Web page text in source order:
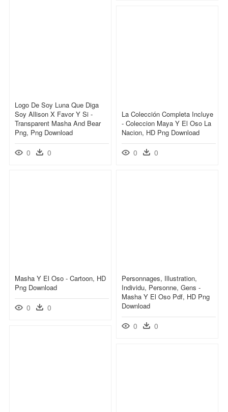
Logo De Soy Luna Que Diga
Soy Allison X Favor Y Si -
Transparent Masha And Bear
Png, Png Download
0 0
La Colección Completa Incluye
- Coleccion Maya Y El Oso La
Nacion, HD Png Download
0 0
Masha Y El Oso - Cartoon, HD
Png Download
0 0
Personnages, Illustration,
Individu, Personne, Gens -
Masha Y El Oso Pdf, HD Png
Download
0 0